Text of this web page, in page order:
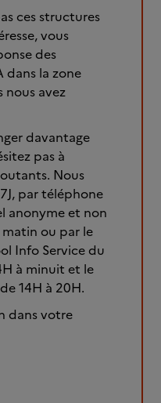
ces structures
vous
des
dans la zone
nous avez
davantage
pas à
Nous
par téléphone
anonyme et non
ou par le
Info Service du
à minuit et le
14H à 20H.
dans votre